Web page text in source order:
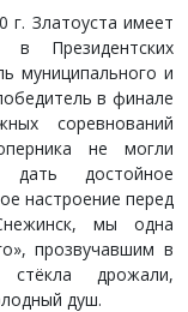
Златоуста имеет
Президентских
муниципального и
в финале
соревнований
не могли
достойное
настроение перед
мы одна
прозвучавшим в
дрожали,
душ.